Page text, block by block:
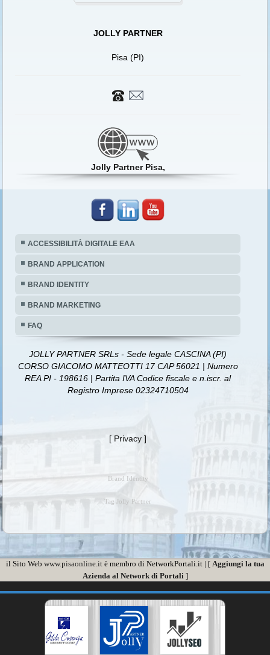
JOLLY PARTNER
Pisa (PI)
Jolly Partner Pisa,
ACCESSIBILITÀ DIGITALE EAA
BRAND APPLICATION
BRAND IDENTITY
BRAND MARKETING
FAQ
JOLLY PARTNER SRLs - Sede legale CASCINA (PI)
CORSO GIACOMO MATTEOTTI 17 CAP 56021 | Numero
REA PI - 198616 | Partita IVA Codice fiscale e n.iscr. al
Registro Imprese 02324710504
[ Privacy ]
Brand Identity
Tag Jolly Partner
il Sito Web www.pisaonline.itè membro di NetworkPortali.it | [ Aggiungi la tua
Azienda al Network di Portali]